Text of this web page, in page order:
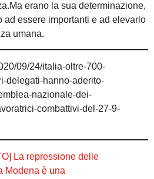
erano la sua determinazione,
ad essere importanti e ad elevarlo
umana.
09/24/italia-oltre-700-
delegati-hanno-aderito-
nazionale-dei-
combattivi-del-27-9-
La repressione delle
Modena è una